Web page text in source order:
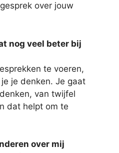
over jouw
nog veel beter bij
te voeren,
je denken. Je gaat
van twijfel
dat helpt om te
over mij